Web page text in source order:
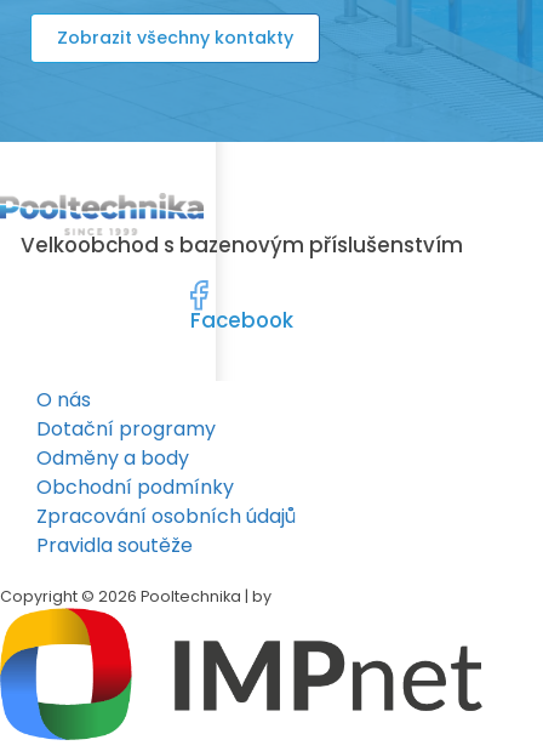
Zobrazit všechny kontakty
Velkoobchod s bazenovým příslušenstvím
Facebook
O nás
Dotační programy
Odměny a body
Obchodní podmínky
Zpracování osobních údajů
Pravidla soutěže
Copyright © 2026 Pooltechnika | by